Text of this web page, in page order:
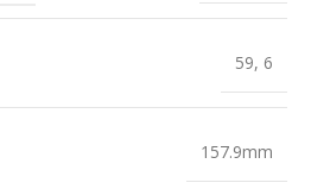
59, 6
157.9mm